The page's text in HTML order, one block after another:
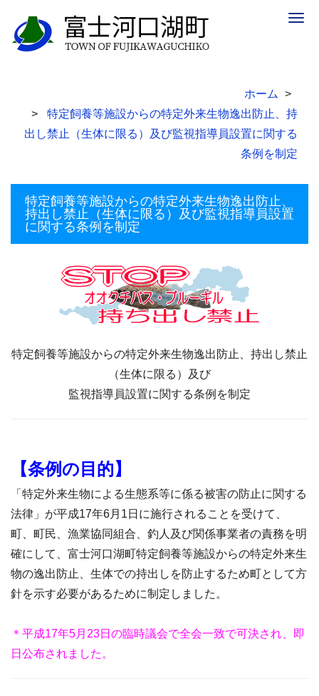
ホーム
特定飼養等施設からの特定外来生物逸出防止、持
出し禁止（生体に限る）及び監視指導員設置に関する
条例を制定
特定飼養等施設からの特定外来生物逸出防止、
持出し禁止（生体に限る）及び監視指導員設置
に関する条例を制定
特定飼養等施設からの特定外来生物逸出防止、持出し禁止
（生体に限る）及び
監視指導員設置に関する条例を制定
【条例の目的】
「特定外来生物による生態系等に係る被害の防止に関する
法律」が平成17年6月1日に施行されることを受けて、
町、町民、漁業協同組合、釣人及び関係事業者の責務を明
確にして、富士河口湖町特定飼養等施設からの特定外来生
物の逸出防止、生体での持出しを防止するため町として方
針を示す必要があるために制定しました。
＊平成17年5月23日の臨時議会で全会一致で可決され、即
日公布されました。